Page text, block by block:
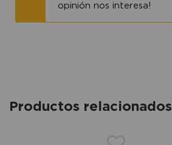
opinión nos interesa!
Productos relacionados